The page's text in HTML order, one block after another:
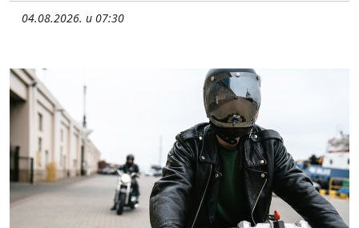
04.08.2026. u 07:30